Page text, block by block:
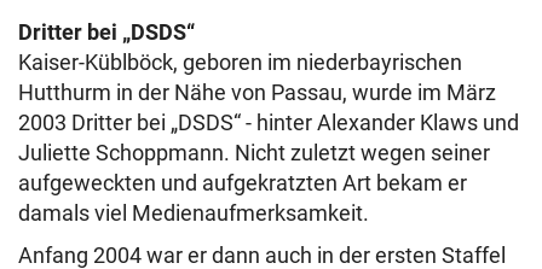
Dritter bei „DSDS“
Kaiser-Küblböck, geboren im niederbayrischen
Hutthurm in der Nähe von Passau, wurde im März
2003 Dritter bei „DSDS“ - hinter Alexander Klaws und
Juliette Schoppmann. Nicht zuletzt wegen seiner
aufgeweckten und aufgekratzten Art bekam er
damals viel Medienaufmerksamkeit.
Anfang 2004 war er dann auch in der ersten Staffel